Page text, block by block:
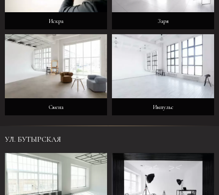
Искра Заря
Смена Импульс
УЛ. БУТЫРСКАЯ